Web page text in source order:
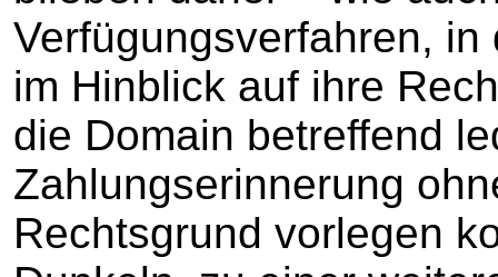
Verfügungsverfahren,
im Hinblick auf ihre
die Domain betreffend
Zahlungserinnerung
Rechtsgrund vorlegen